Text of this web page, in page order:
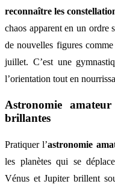
reconnaître les
chaos apparent en un ordre
de nouvelles figures
juillet. C’est une
l’orientation tout en
Astronomie
brillantes
Pratiquer l’astronomie
les planètes qui se
Vénus et Jupiter brillent